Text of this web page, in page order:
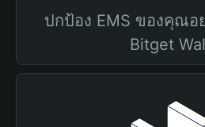
ปกป้อง EMS ของคุณอ
Bitget